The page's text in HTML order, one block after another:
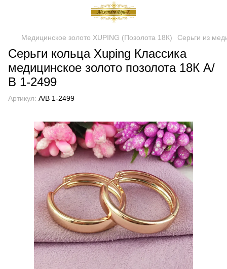
Медицинское золото XUPING (Позолота 18К) Серьги из
Серьги кольца Xuping Классика
медицинское золото позолота 18К А/
В 1-2499
Артикул: А/В 1-2499